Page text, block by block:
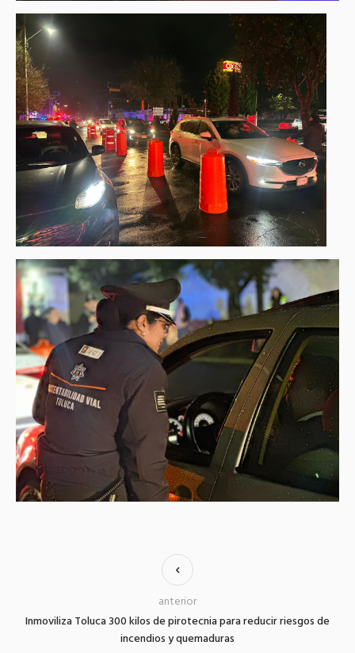
Inmoviliza Toluca 300 kilos de pirotecnia para reducir riesgos de
incendios y quemaduras
anterior